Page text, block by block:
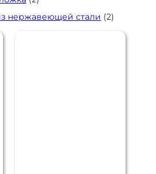
нержавеющей стали 22